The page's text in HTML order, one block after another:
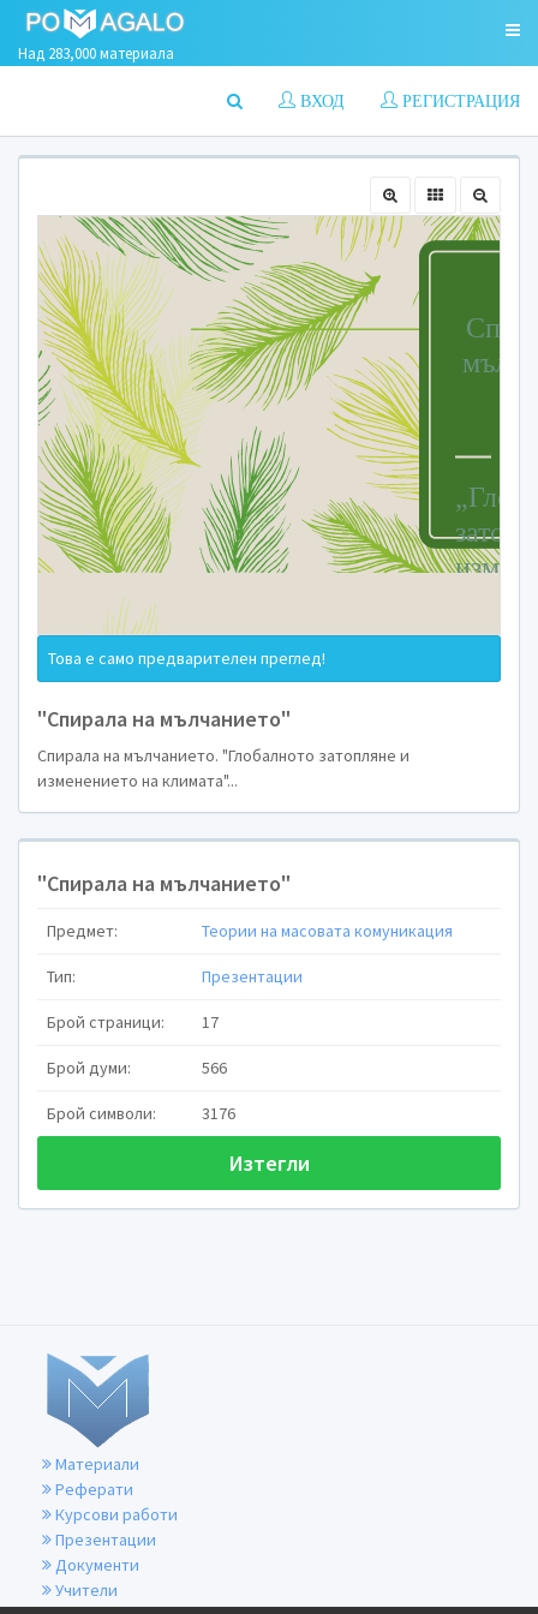
Над 283,000 материала
РЕГИСТРАЦИЯ
ВХОД
Това е само предварителен преглед!
"Спирала на мълчанието"
Спирала на мълчанието. "Глобалното затопляне и
изменението на климата"...
"Спирала на мълчанието"
Предмет: Теории на масовата комуникация
Тип: Презентации
Брой страници: 17
Брой думи: 566
Брой символи: 3176
Изтегли
Материали
Реферати
Курсови работи
Презентации
Документи
Учители